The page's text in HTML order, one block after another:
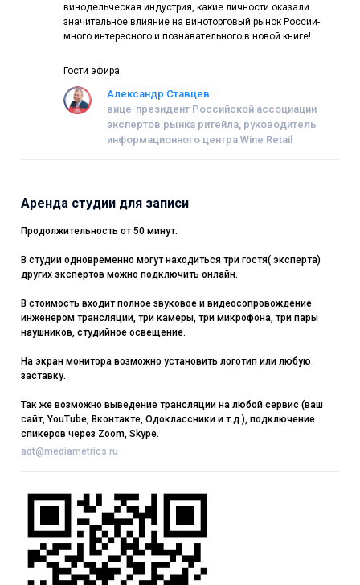
винодельческая индустрия, какие личности оказали
значительное влияние на виноторговый рынок России-
много интересного и познавательного в новой книге!
Гости эфира:
Александр Ставцев
вице-президент Российской ассоциации
экспертов рынка ритейла, руководитель
информационного центра Wine Retail
Аренда студии для записи
Продолжительность от 50 минут.
В студии одновременно могут находиться три гостя( эксперта)
других экспертов можно подключить онлайн.
В стоимость входит полное звуковое и видеосопровождение
инженером трансляции, три камеры, три микрофона, три пары
наушников, студийное освещение.
На экран монитора возможно установить логотип или любую
заставку.
Так же возможно выведение трансляции на любой сервис (ваш
сайт, YouTube, Вконтакте, Одоклассники и т.д.), подключение
спикеров через Zoom, Skype.
adt@mediametrics.ru